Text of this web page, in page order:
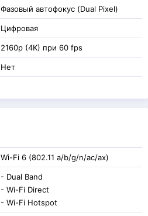
Фазовый автофокус (Dual Pixel)
Цифровая
2160p (4K) при 60 fps
Нет
Wi-Fi 6 (802.11 a/b/g/n/ac/ax)
- Dual Band
- Wi-Fi Direct
- Wi-Fi Hotspot